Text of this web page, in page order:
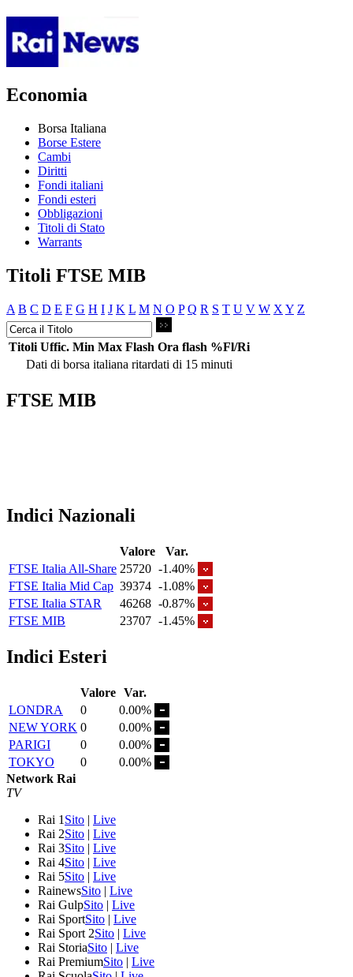
Economia
Borsa Italiana
Borse Estere
Cambi
Diritti
Fondi italiani
Fondi esteri
Obbligazioni
Titoli di Stato
Warrants
Titoli FTSE MIB
A B C D E F G H I J K L M N O P Q R S T U V W X Y Z
Titoli Uffic. Min Max Flash Ora flash %Fl/Ri
Dati di borsa italiana ritardati di 15 minuti
FTSE MIB
Indici Nazionali
Valore
Var.
FTSE Italia All-Share 25720 -1.40%
FTSE Italia Mid Cap 39374 -1.08%
FTSE Italia STAR
46268 -0.87%
FTSE MIB
23707 -1.45%
Indici Esteri
Valore Var.
LONDRA
0
0.00%
NEW YORK 0
0.00%
PARIGI
0
0.00%
TOKYO
0
0.00%
Network Rai
TV
Rai 1 Sito | Live
Rai 2Sito | Live
Rai 3Sito | Live
Rai 4Sito | Live
Rai 5Sito | Live
RainewsSito | Live
Rai GulpSito | Live
Rai SportSito | Live
Rai Sport 2Sito | Live
Rai StoriaSito | Live
Rai PremiumSito | Live